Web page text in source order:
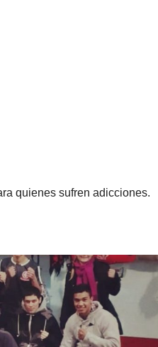
quienes sufren adicciones.